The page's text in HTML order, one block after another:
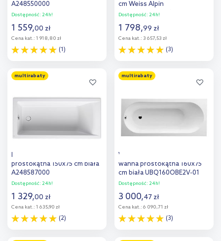
A248550000
Dostępność: 24h!
1 559,00 zł
Cena kat.: 1 918,80 zł
(1)
Dodaj do
porównania
cm Weiss Alpin
UBA160CAS2V-01
Dostępność: 24h!
1 798,99 zł
Cena kat.: 3 657,53 zł
(3)
Dodaj do
porównania
multirabaty
Roca Savai wanna
prostokątna 150x75 cm biała
A248587000
Dostępność: 24h!
1 329,00 zł
Cena kat.: 1 635,90 zł
(2)
multirabaty
Villeroy & Boch Oberon
wanna prostokątna 160x75
cm biała UBQ160OBE2V-01
Dostępność: 24h!
3 000,47 zł
Cena kat.: 6 090,71 zł
(3)